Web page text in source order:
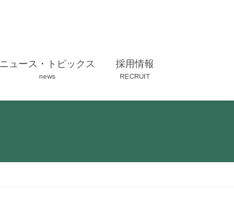
ニュース・トピックス
news
採用情報
RECRUIT